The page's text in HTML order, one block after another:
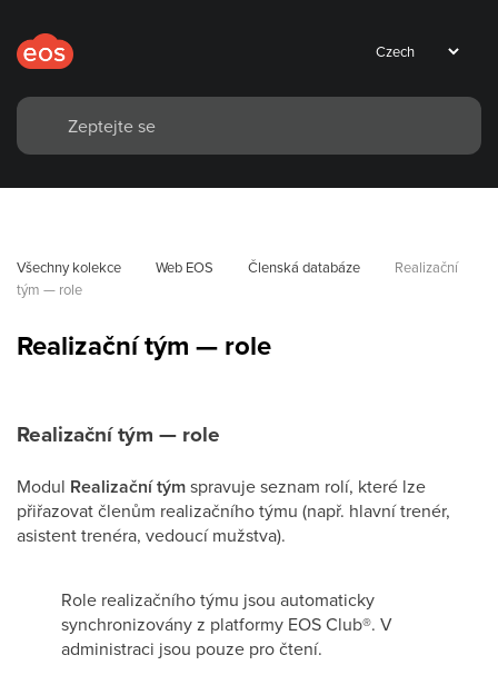
Všechny kolekce Web EOS Členská databáze
Realizační
tým — role
Realizační tým — role
Realizační tým — role
Modul Realizační týmspravuje seznam rolí, které lze
přiřazovat členům realizačního týmu (např. hlavní trenér,
asistent trenéra, vedoucí mužstva).
Role realizačního týmu jsou automaticky
synchronizovány z platformy EOS Club®. V
administraci jsou pouze pro čtení.